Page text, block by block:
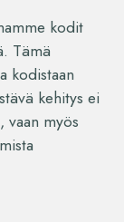
kodit
Tämä
kodistaan
kehitys ei
myös